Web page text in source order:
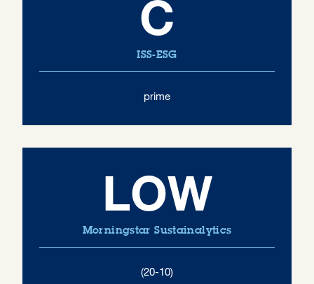
C
ISS-ESG
prime
LOW
Morningstar Sustainalytics
(20-10)